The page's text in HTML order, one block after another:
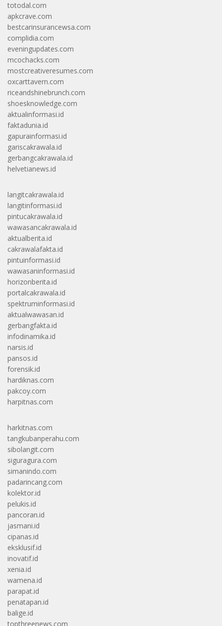
totodal.com
apkcrave.com
bestcarinsurancewsa.com
complidia.com
eveningupdates.com
mcochacks.com
mostcreativeresumes.com
oxcarttavern.com
riceandshinebrunch.com
shoesknowledge.com
aktualinformasi.id
faktadunia.id
gapurainformasi.id
gariscakrawala.id
gerbangcakrawala.id
helvetianews.id
langitcakrawala.id
langitinformasi.id
pintucakrawala.id
wawasancakrawala.id
aktualberita.id
cakrawalafakta.id
pintuinformasi.id
wawasaninformasi.id
horizonberita.id
portalcakrawala.id
spektruminformasi.id
aktualwawasan.id
gerbangfakta.id
infodinamika.id
narsis.id
pansos.id
forensik.id
hardiknas.com
pakcoy.com
harpitnas.com
harkitnas.com
tangkubanperahu.com
sibolangit.com
siguragura.com
simanindo.com
padarincang.com
kolektor.id
pelukis.id
pancoran.id
jasmani.id
cipanas.id
eksklusif.id
inovatif.id
xenia.id
wamena.id
parapat.id
penatapan.id
balige.id
topthreenews.com